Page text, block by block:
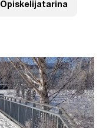
Opiskelijatarina